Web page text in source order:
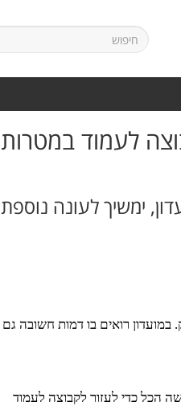
לעמוד במטרות
ימשיך לעונה נוספת
רואים בו דמות חשובה גם
הכל כדי לעזור לקבוצה לעמוד